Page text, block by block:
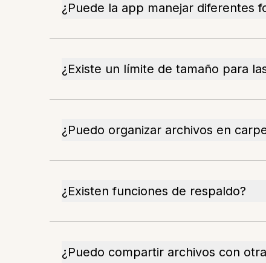
¿Puede la app manejar diferentes
¿Existe un límite de tamaño para
¿Puedo organizar archivos en
¿Existen funciones de respaldo?
¿Puedo compartir archivos con